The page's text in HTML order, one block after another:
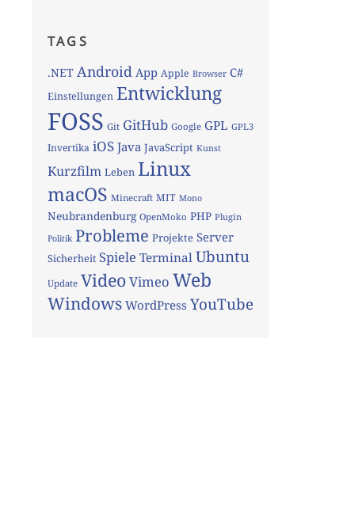
TAGS
.NET Android App Apple Browser C#
Einstellungen Entwicklung
FOSS Git GitHub Google GPL GPL3
Invertika iOS Java JavaScript Kunst
Kurzfilm Leben Linux
macOS Minecraft MIT Mono
Neubrandenburg OpenMoko PHP Plugin
Politik Probleme Projekte Server
Sicherheit Spiele TerminalUbuntu
Update VideoVimeo Web
Windows WordPress YouTube